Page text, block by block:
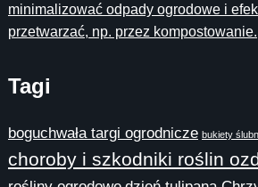
minimalizować odpady ogrodowe i
przetwarzać, np. przez kompostowanie.
Tagi
boguchwała targi ogrodnicze bukiety
choroby i szkodniki roślin